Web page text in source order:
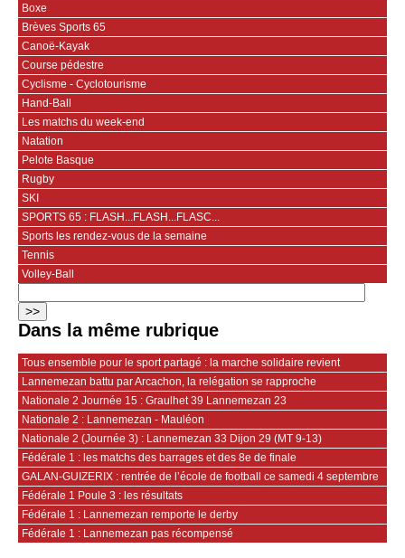
Boxe
Brèves Sports 65
Canoë-Kayak
Course pédestre
Cyclisme - Cyclotourisme
Hand-Ball
Les matchs du week-end
Natation
Pelote Basque
Rugby
SKI
SPORTS 65 : FLASH...FLASH...FLASC...
Sports les rendez-vous de la semaine
Tennis
Volley-Ball
Dans la même rubrique
Tous ensemble pour le sport partagé : la marche solidaire revient
Lannemezan battu par Arcachon, la relégation se rapproche
Nationale 2 Journée 15 : Graulhet 39 Lannemezan 23
Nationale 2 : Lannemezan - Mauléon
Nationale 2 (Journée 3) : Lannemezan 33 Dijon 29 (MT 9-13)
Fédérale 1 : les matchs des barrages et des 8e de finale
GALAN-GUIZERIX : rentrée de l’école de football ce samedi 4 septembre
Fédérale 1 Poule 3 : les résultats
Fédérale 1 : Lannemezan remporte le derby
Fédérale 1 : Lannemezan pas récompensé